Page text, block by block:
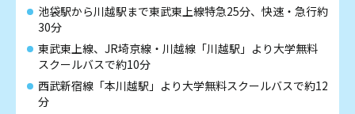
池袋駅から川越駅まで東武東上線特急25分、快速・急行約
30分
東武東上線、JR埼京線・川越線「川越駅」より大学無料
スクールバスで約10分
西武新宿線「本川越駅」より大学無料スクールバスで約12
分